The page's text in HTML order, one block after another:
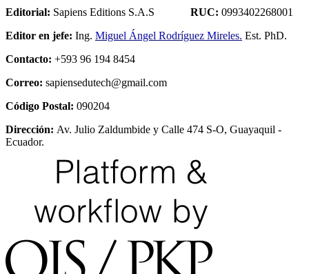
Editorial: Sapiens Editions S.A.S RUC: 0993402268001
Editor en jefe: Ing. Miguel Ángel Rodríguez Mireles. Est. PhD.
Contacto: +593 96 194 8454
Correo: sapiensedutech@gmail.com
Código Postal: 090204
Dirección: Av. Julio Zaldumbide y Calle 474 S-O, Guayaquil -
Ecuador.